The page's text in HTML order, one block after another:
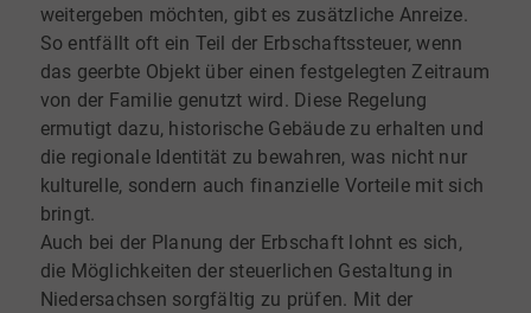
weitergeben möchten, gibt es zusätzliche Anreize.
So entfällt oft ein Teil der Erbschaftssteuer, wenn
das geerbte Objekt über einen festgelegten Zeitraum
von der Familie genutzt wird. Diese Regelung
ermutigt dazu, historische Gebäude zu erhalten und
die regionale Identität zu bewahren, was nicht nur
kulturelle, sondern auch finanzielle Vorteile mit sich
bringt.
Auch bei der Planung der Erbschaft lohnt es sich,
die Möglichkeiten der steuerlichen Gestaltung in
Niedersachsen sorgfältig zu prüfen. Mit der